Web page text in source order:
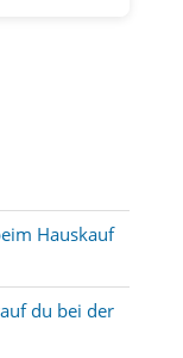
Hauskauf
du bei der